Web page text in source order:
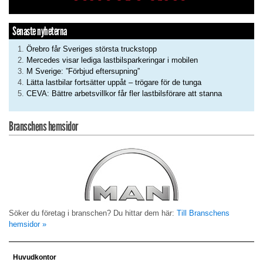
Senaste nyheterna
Örebro får Sveriges största truckstopp
Mercedes visar lediga lastbilsparkeringar i mobilen
M Sverige: ”Förbjud eftersupning”
Lätta lastbilar fortsätter uppåt – trögare för de tunga
CEVA: Bättre arbetsvillkor får fler lastbilsförare att stanna
Branschens hemsidor
Söker du företag i branschen? Du hittar dem här: Till Branschens
hemsidor »
Huvudkontor